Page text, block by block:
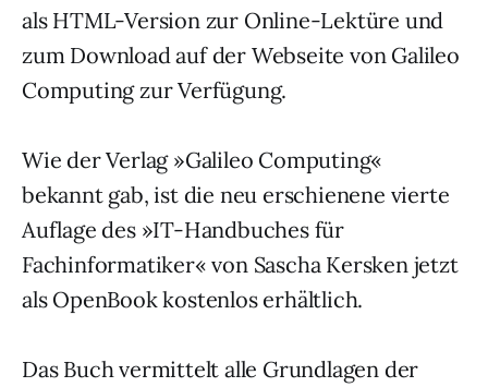
als HTML-Version zur Online-Lektüre und
zum Download auf der Webseite von Galileo
Computing zur Verfügung.
Wie der Verlag »Galileo Computing«
bekannt gab, ist die neu erschienene vierte
Auflage des »IT-Handbuches für
Fachinformatiker« von Sascha Kersken jetzt
als OpenBook kostenlos erhältlich.
Das Buch vermittelt alle Grundlagen der